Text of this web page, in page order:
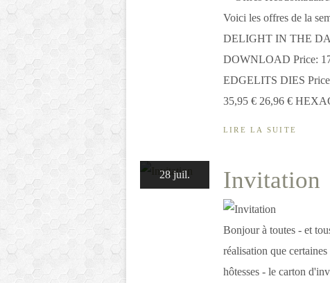
Voici les offres de la
DELIGHT IN THE
DOWNLOAD Price:
EDGELITS DIES
35,95 € 26,96 €
LIRE LA SUITE
28 juil. Invitation
Bonjour à toutes - et
réalisation que
hôtesses - le carton